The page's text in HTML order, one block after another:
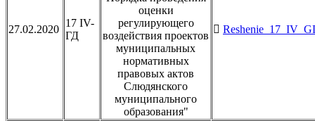
27.02.2020
17 IV-
ГД
оценки
регулирующего
воздействия проектов
муниципальных
нормативных
правовых актов
Слюдянского
муниципального
образования"